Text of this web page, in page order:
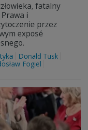
fatalny
i
przez
exposé
Donald Tusk
Fogiel